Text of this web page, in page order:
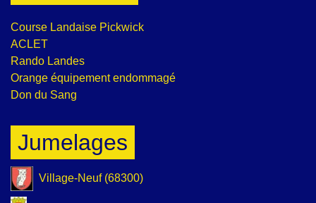
Course Landaise Pickwick
ACLET
Rando Landes
Orange équipement endommagé
Don du Sang
Jumelages
Village-Neuf (68300)